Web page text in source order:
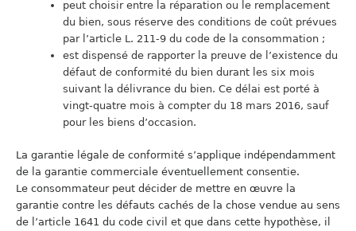
peut choisir entre la réparation ou le remplacement
du bien, sous réserve des conditions de coût prévues
par l’article L. 211-9 du code de la consommation ;
est dispensé de rapporter la preuve de l’existence du
défaut de conformité du bien durant les six mois
suivant la délivrance du bien. Ce délai est porté à
vingt-quatre mois à compter du 18 mars 2016, sauf
pour les biens d’occasion.
La garantie légale de conformité s’applique indépendamment
de la garantie commerciale éventuellement consentie.
Le consommateur peut décider de mettre en œuvre la
garantie contre les défauts cachés de la chose vendue au sens
de l’article 1641 du code civil et que dans cette hypothèse, il